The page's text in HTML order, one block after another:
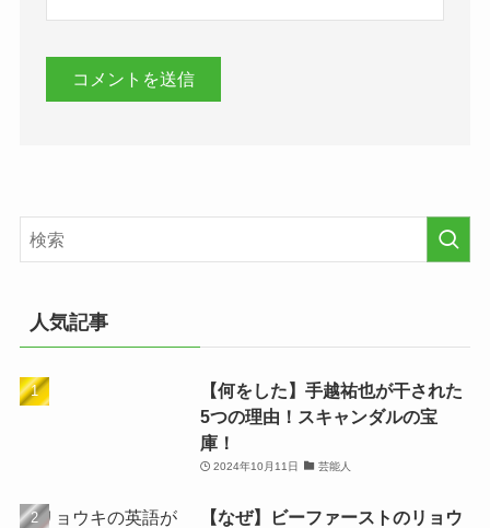
人気記事
【何をした】手越祐也が干された
5つの理由！スキャンダルの宝
庫！
2024年10月11日 芸能人
【なぜ】ビーファーストのリョウ